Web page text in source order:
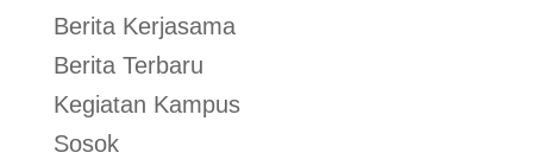
Berita Kerjasama
Berita Terbaru
Kegiatan Kampus
Sosok